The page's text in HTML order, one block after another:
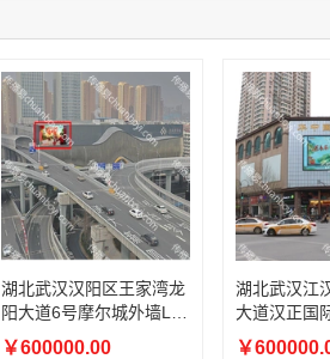
03:20:56 156****3374
03:42:33 158****0746
01:59:39
12:40:20
04:12:36
04:16:44
01:50:54
03:40:56
10:08:47
02:32:27
湖北武汉汉阳区王家湾龙
阳大道6号摩尔城外墙LE
D屏
￥600000.00
湖北武汉江
大道汉正国
￥